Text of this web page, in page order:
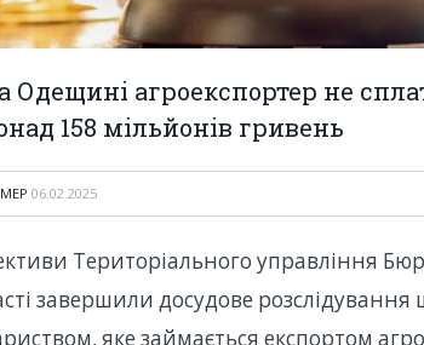
Одещині агроекспортер не
158 мільйонів гривень
06.02.2025
Територіального управління
завершили досудове
яке займається експортом